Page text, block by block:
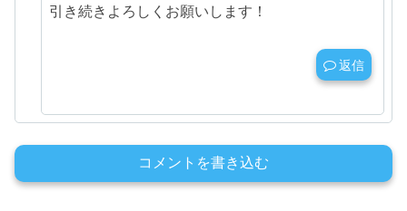
引き続きよろしくお願いします！
返信
コメントを書き込む